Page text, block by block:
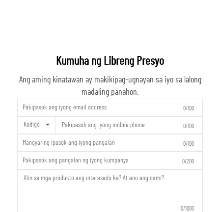
Kumuha ng Libreng Presyo
Ang aming kinatawan ay makikipag-ugnayan sa iyo sa lalong
madaling panahon.
0/100
Kodigo 0/100
0/100
0/200
0/1000